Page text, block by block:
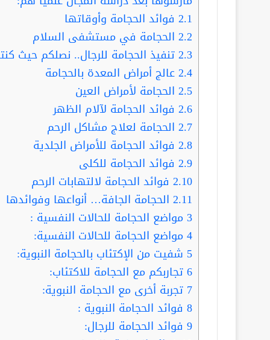
2.1 فوائد الحجامة وأوقاتها
2.2 الحجامة في مستشفى السلام
2.3تنفيذ الحجامة للرجال.. نصلكم حيث
2.4عالج أمراض المعدة بالحجامة
2.5 الحجامة لأمراض العين
2.6 فوائد الحجامة لآلام الظهر
2.7 الحجامة لعلاج مشاكل الرحم
2.8 فوائد الحجامة للأمراض الجلدية
2.9 فوائد الحجامة للكلى
2.10 فوائد الحجامة لالتهابات الرحم
2.11 الحجامة الجافة… أنواعها وفوائدها
3مواضع الحجامة للحالات النفسية :
4مواضع الحجامة للحالات النفسية:
5 شفيت من الإكتئاب بالحجامة النبوية:
6تجاربكم مع الحجامة للاكتئاب:
7 تجربة أخرى مع الحجامة النبوية:
8 فوائد الحجامة النبوية :
9 فوائد الحجامة للرجال: